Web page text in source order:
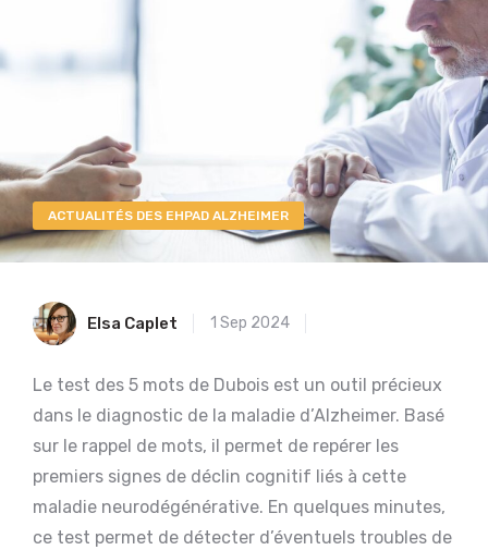
ACTUALITÉS DES EHPAD ALZHEIMER
Elsa Caplet 1 Sep 2024
Le test des 5 mots de Dubois est un outil précieux
dans le diagnostic de la maladie d’Alzheimer. Basé
sur le rappel de mots, il permet de repérer les
premiers signes de déclin cognitif liés à cette
maladie neurodégénérative. En quelques minutes,
ce test permet de détecter d’éventuels troubles de